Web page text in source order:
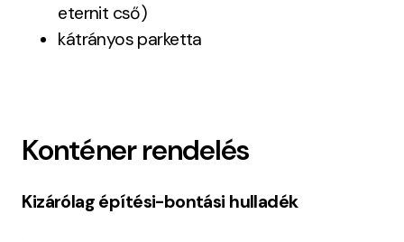
eternit cső)
kátrányos parketta
Konténer rendelés
Kizárólag építési-bontási hulladék